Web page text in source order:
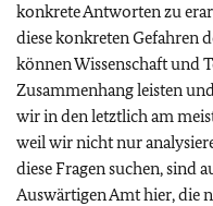
konkrete Antworten zu
diese konkreten Gefahren
können Wissenschaft und
Zusammenhang leisten
wir in den letztlich am
weil wir nicht nur
diese Fragen suchen, sind
Auswärtigen Amt hier, die